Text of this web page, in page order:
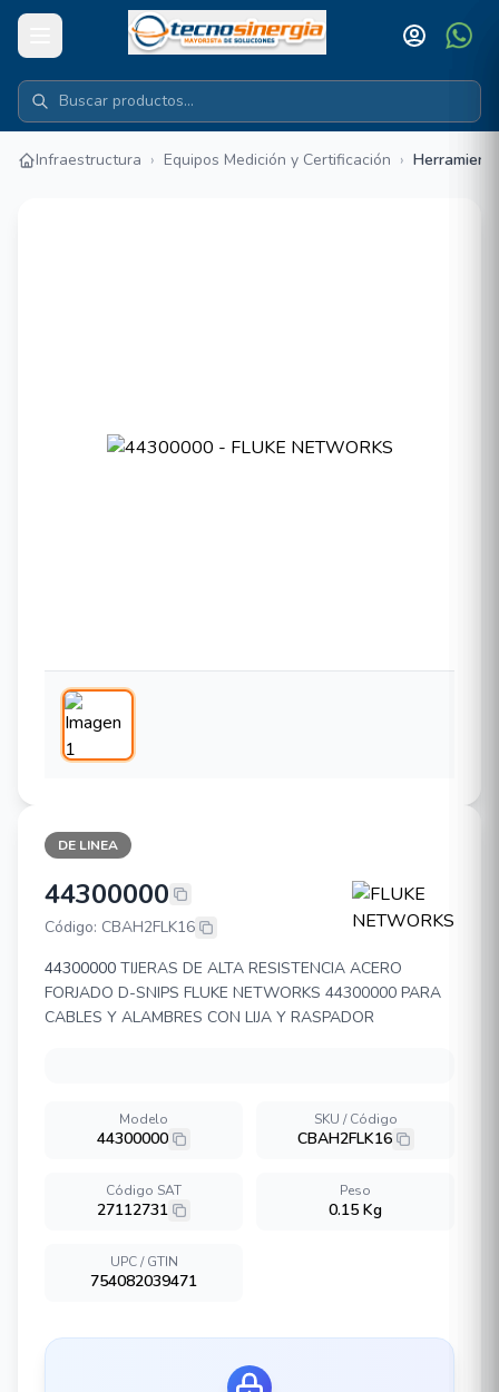
Infraestructura › Equipos Medición y Certificación ›
DE LINEA
FLUKE NETWORKS 44300000
44300000
Código: CBAH2FLK16
44300000 TIJERAS DE ALTA RESISTENCIA ACERO
FORJADO D-SNIPS FLUKE NETWORKS 44300000 PARA
CABLES Y ALAMBRES CON LIJA Y RASPADOR
Modelo
44300000
SKU / Código
CBAH2FLK16
Código SAT
27112731
Peso
0.15 Kg
UPC / GTIN
754082039471